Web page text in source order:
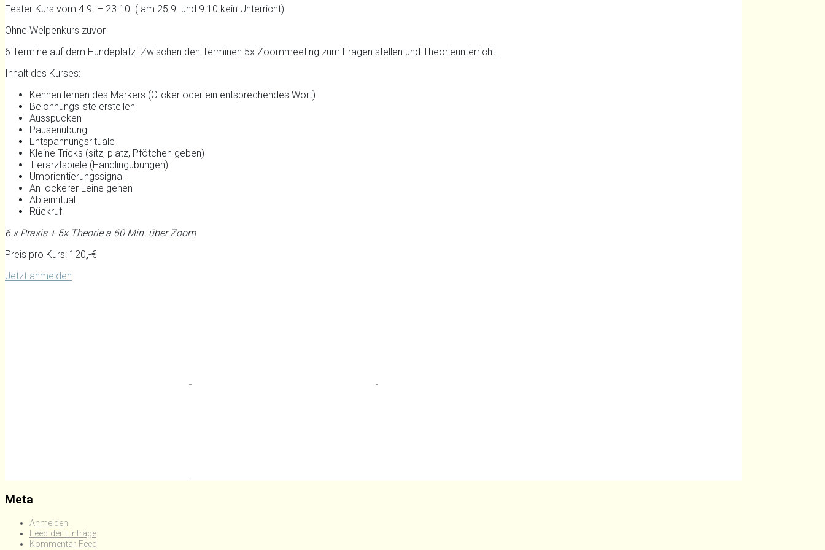
Fester Kurs vom 4.9. – 23.10. ( am 25.9. und 9.10.kein Unterricht)
Ohne Welpenkurs zuvor
6 Termine auf dem Hundeplatz. Zwischen den Terminen 5x Zoommeeting zum Fragen stellen und Theorieunterricht.
Inhalt des Kurses:
Kennen lernen des Markers (Clicker oder ein entsprechendes Wort)
Belohnungsliste erstellen
Ausspucken
Pausenübung
Entspannungsrituale
Kleine Tricks (sitz, platz, Pfötchen geben)
Tierarztspiele (Handlingübungen)
Umorientierungssignal
An lockerer Leine gehen
Ableinritual
Rückruf
6 x Praxis + 5x Theorie a 60 Min über Zoom
Preis pro Kurs: 120,-€
Jetzt anmelden
Meta
Anmelden
Feed der Einträge
Kommentar-Feed